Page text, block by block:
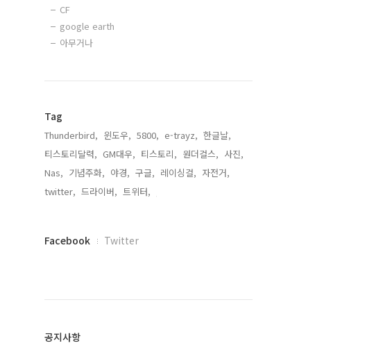
CF
google earth
아무거나
Tag
Thunderbird, 윈도우, 5800, e-trayz, 한글날,
티스토리달력, GM대우, 티스토리, 원더걸스, 사진,
Nas, 기념주화, 야경, 구글, 레이싱걸, 자전거,
twitter, 드라이버, 트위터,
페
플
Facebook Twitter
공지사항